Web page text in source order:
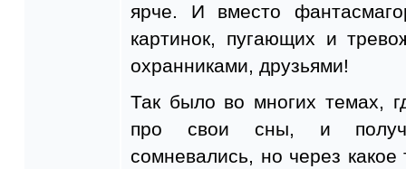
ярче. И вместо
картинок, пугающих и
охранниками, друзьями!
Так было во многих темах,
про свои сны, и
сомневались, но через какое